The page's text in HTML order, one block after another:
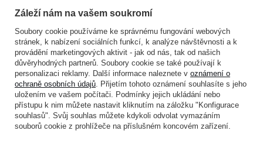
Jeep
Knirps
LEGO
National Geographic
Ogio
XD Design
Zojirushi
Muitomas
FLYNKA
VANS
Záleží nám na vašem soukromí
Soubory cookie používáme ke správnému fungování webových
stránek, k nabízení sociálních funkcí, k analýze návštěvnosti a k
provádění marketingových aktivit - jak od nás, tak od našich
důvěryhodných partnerů. Soubory cookie se také používají k
personalizaci reklamy. Další informace naleznete v oznámení o
ochraně osobních údajů. Přijetím tohoto oznámení souhlasíte s jeho
uložením ve vašem počítači. Podmínky jejich ukládání nebo
přístupu k nim můžete nastavit kliknutím na záložku "Konfigurace
souhlasů". Svůj souhlas můžete kdykoli odvolat vymazáním
souborů cookie z prohlížeče na příslušném koncovém zařízení.